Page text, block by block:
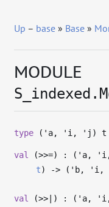
Up – base » Base »
MODULE
type ('a, 'i, 'j) t
val (>>=) : ( 'a, 'i
t) -> ( 'b, 'i ,
val (>>|) : ( 'a, 'i